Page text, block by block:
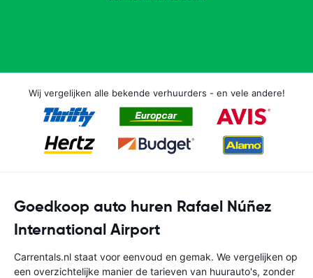
Wij vergelijken alle bekende verhuurders - en vele andere!
Goedkoop auto huren Rafael Núñez
International Airport
Carrentals.nl staat voor eenvoud en gemak. We vergelijken op
een overzichtelijke manier de tarieven van huurauto's, zonder